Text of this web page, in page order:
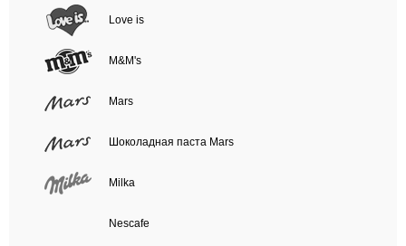
Love is
M&M's
Mars
Шоколадная паста Mars
Milka
Nescafe